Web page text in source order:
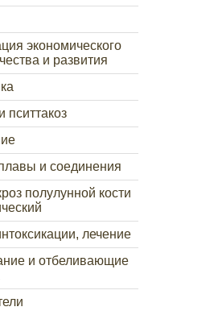
экономического
и развития
пситтакоз
и соединения
полулунной кости
лечение
и отбеливающие